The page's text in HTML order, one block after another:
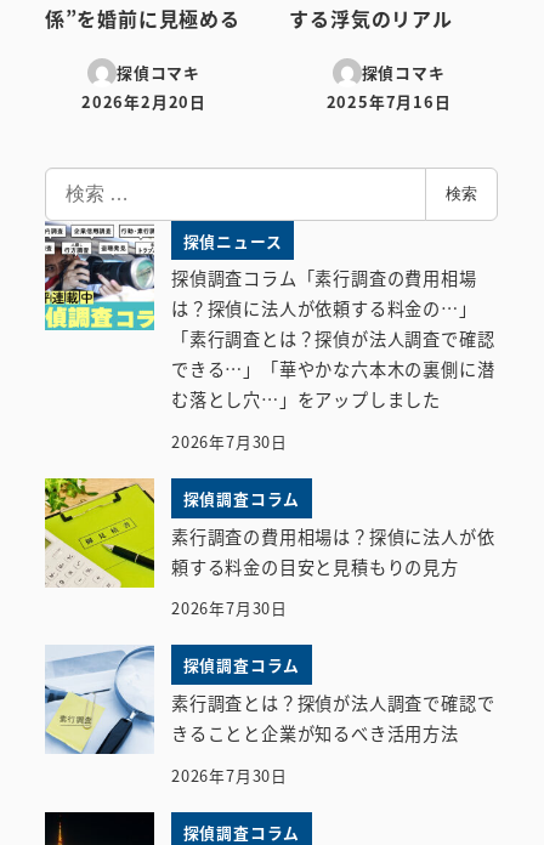
係”を婚前に見極める
探偵コマキ
投稿日
2026年2月20日
する浮気のリアル
探偵コマキ
投稿日
2025年7月16日
検
索
検索
探偵ニュース
探偵調査コラム「素行調査の費用相場
は？探偵に法人が依頼する料金の…」
「素行調査とは？探偵が法人調査で確認
できる…」「華やかな六本木の裏側に潜
む落とし穴…」をアップしました
2026年7月30日
探偵調査コラム
素行調査の費用相場は？探偵に法人が依
頼する料金の目安と見積もりの見方
2026年7月30日
探偵調査コラム
素行調査とは？探偵が法人調査で確認で
きることと企業が知るべき活用方法
2026年7月30日
探偵調査コラム